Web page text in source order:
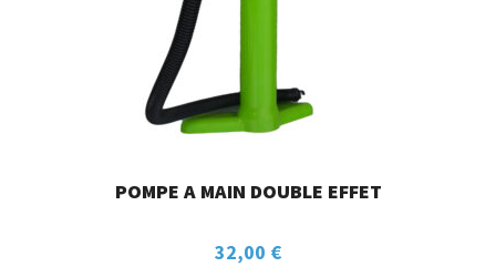
POMPE A MAIN DOUBLE EFFET
32,00 €